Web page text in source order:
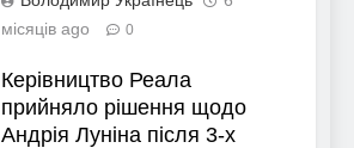
місяців ago
0
Керівництво Реала
прийняло рішення щодо
Андрія Луніна після 3-х